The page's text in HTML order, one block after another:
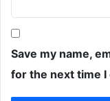
Save my name,
for the next time I